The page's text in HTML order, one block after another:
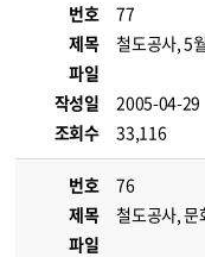
번호
77
제목
철도공사, 5
파일
작성일
2005-04-29
조회수
33,116
번호
76
제목
철도공사, 문
파일